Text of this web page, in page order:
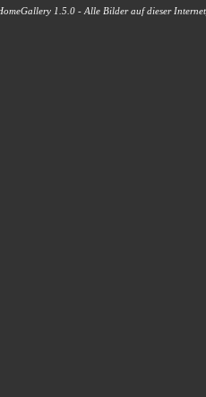
1.5.0 - Alle Bilder auf dieser